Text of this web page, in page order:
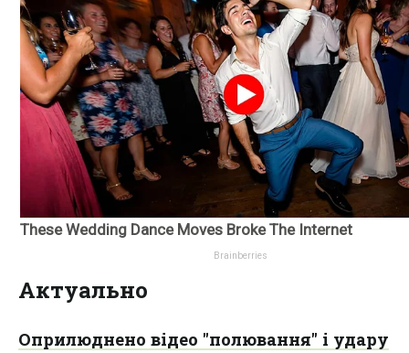
Актуально
Оприлюднено відео "полювання" і удару